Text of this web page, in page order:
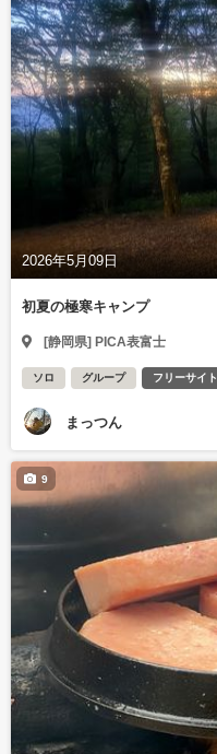
2026年5月09日
初夏の極寒キャンプ
[静岡県] PICA表富士
ソロ グループ フリーサイト
まっつん
9